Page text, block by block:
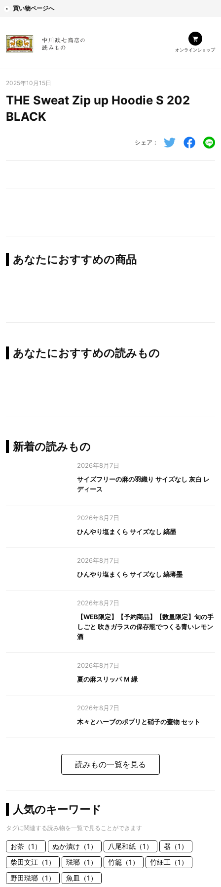
買い物ページへ
オンラインショップ
2025年10月15日
THE Sweat Zip up Hoodie S 202
BLACK
シェア
あなたにおすすめの商品
あなたにおすすめの読みもの
新着の読みもの
2026年8月7日
サイズフリーの麻の羽織り サイズなし 灰白 レ
ディース
2026年8月7日
ひんやり塩まくら サイズなし 縞墨
2026年8月7日
ひんやり塩まくら サイズなし 縞薄墨
2026年8月7日
【WEB限定】【予約商品】【数量限定】旬の手
しごと 吹きガラスの保存瓶でつくる青いレモン
酒
2026年8月7日
夏の麻スリッパ Ｍ 緑
2026年8月7日
木々とハーブのポプリと硝子の蓋物 セット
読みもの一覧を見る
人気のキーワード
タグに関連する読み物を一覧で見ることができます
お茶（1） ぬか漬け（1） 八尾和紙（1）
器（1）
柴田文江（1）
琺瑯（1） 竹籠（1）
竹細工（1）
野田琺瑯（1）
魚皿（1）